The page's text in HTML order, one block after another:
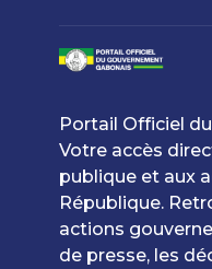
Portail Officiel
Votre accès
publique et aux
République.
actions
de presse, les